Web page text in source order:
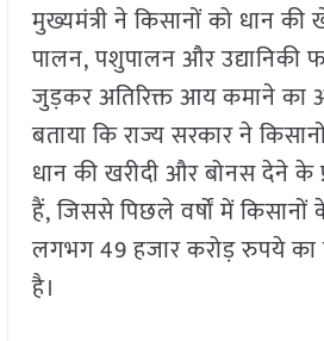
मुख्यमंत्री ने किसानों को धान
पालन, पशुपालन और उद्यानिकी
जुड़कर अतिरिक्त आय कमाने का
बताया कि राज्य सरकार ने
धान की खरीदी और बोनस देने के
हैं, जिससे पिछले वर्षों में किसानों
लगभग 49 हजार करोड़ रुपये का
है।